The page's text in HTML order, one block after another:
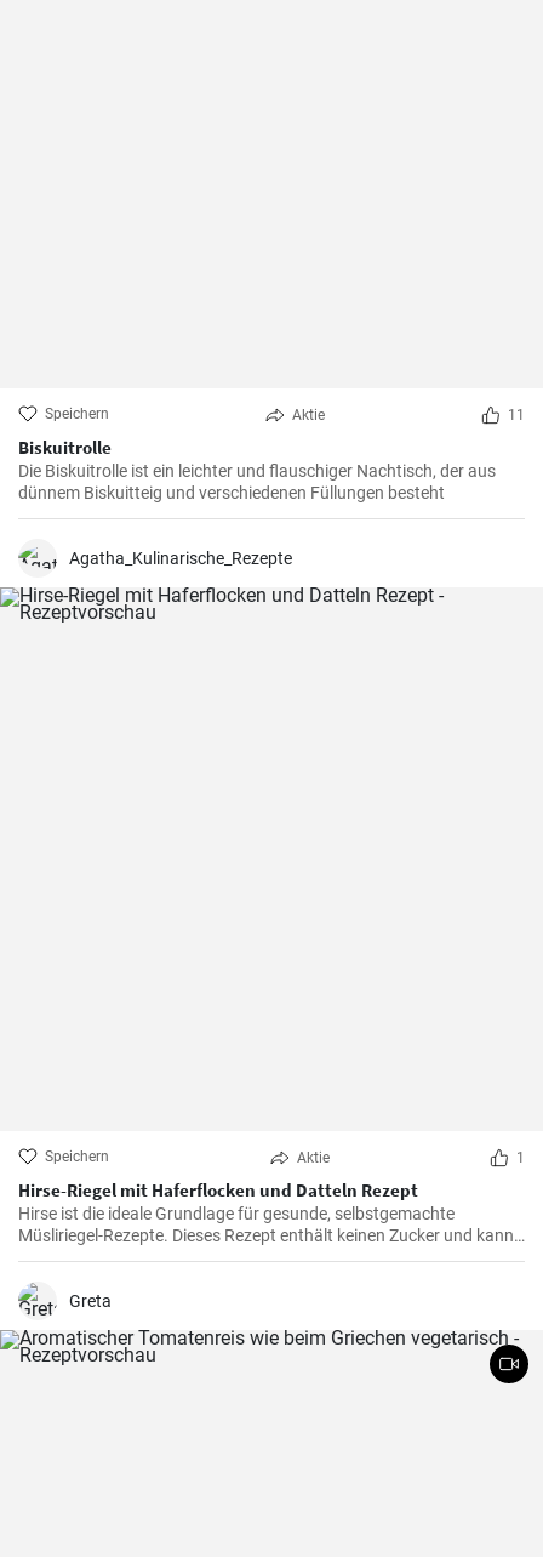
Speichern Aktie 11
Biskuitrolle
Die Biskuitrolle ist ein leichter und flauschiger Nachtisch, der aus
dünnem Biskuitteig und verschiedenen Füllungen besteht
Agatha_Kulinarische_Rezepte
Speichern Aktie 1
Hirse-Riegel mit Haferflocken und Datteln Rezept
Hirse ist die ideale Grundlage für gesunde, selbstgemachte
Müsliriegel-Rezepte. Dieses Rezept enthält keinen Zucker und kann
auch ohne Kakaopulver zubereitet werden.
Greta